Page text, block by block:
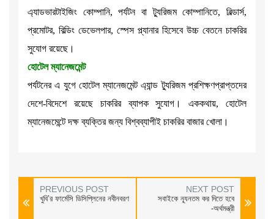
এ্যাডভারটাইজিং কোম্পানি, পর্যটন বা ট্যুরিজম কোম্পানিতে, বিল্ডার্স,
প্রমোটর, বিল্ডিং ডেভেলপার, স্পেস প্ল্যানার হিসেবে উচ্চ বেতনে চাকরির
সুযোগ রয়েছে।
হোটেল ম্যানেজমেন্ট
পর্যটনের এ যুগে হোটেল ম্যানেজমেন্ট এ্যান্ড ট্যুরিজম প্রশিক্ষণপ্রাপ্তদের
দেশে-বিদেশে রয়েছে চাকরির ব্যাপক সুযোগ। এককথায়, হোটেল
ম্যানেজমেন্টে দক্ষ ব্যক্তির জন্য বিশ্বব্যাপীই চাকরির বাজার খোলা।
PREVIOUS POST
খুবি’র ফার্মেসি ডিসিপ্লিনের নবীনবরণ
NEXT POST
সবাইকে ন্যূনতম কর দিতে হবে
-অর্থমন্ত্রী